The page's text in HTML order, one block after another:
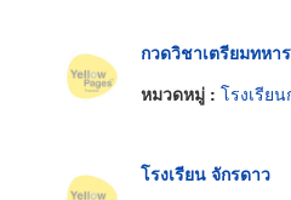
กวดวิชาเตรียมทหา
หมวดหมู่ : โรงเรีย
โรงเรียน จักรดาว